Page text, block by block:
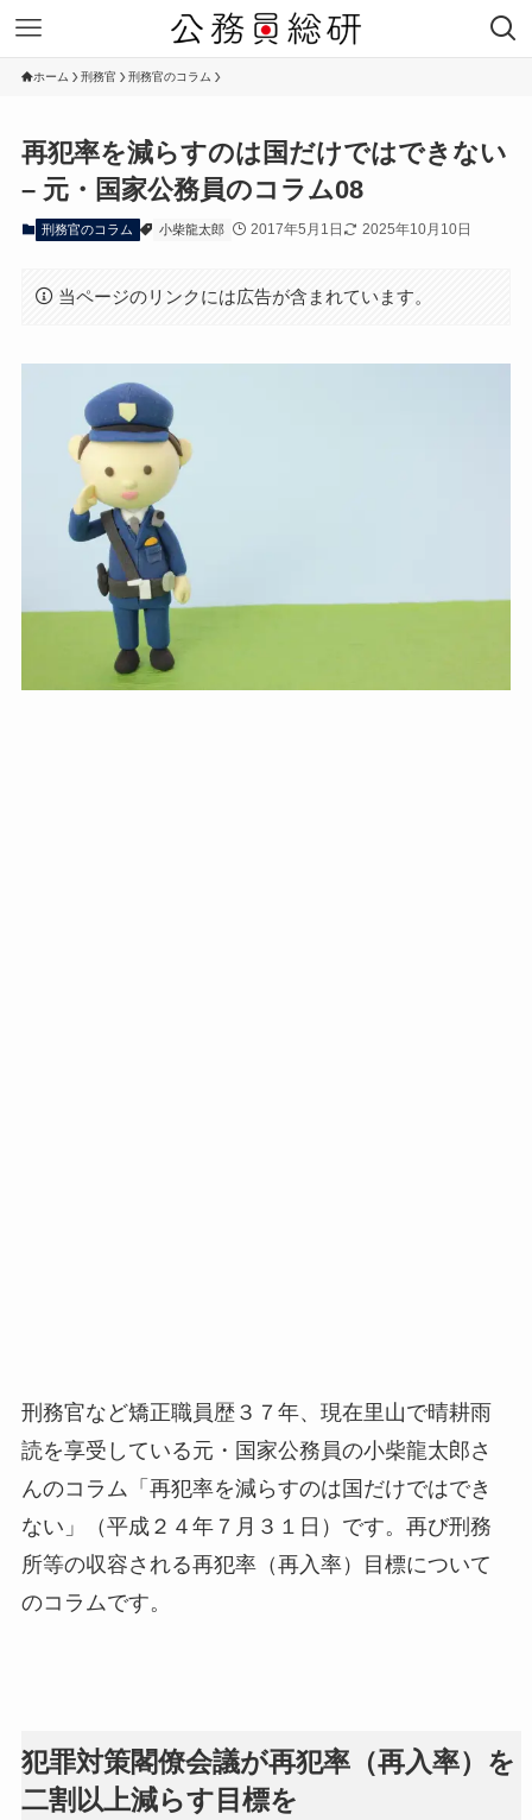
ホーム 刑務官 刑務官のコラム
再犯率を減らすのは国だけではできない
– 元・国家公務員のコラム08
刑務官のコラム 小柴龍太郎 2017年5月1日 2025年10月10日
当ページのリンクには広告が含まれています。
刑務官など矯正職員歴３７年、現在里山で晴耕雨
読を享受している元・国家公務員の小柴龍太郎さ
んのコラム「再犯率を減らすのは国だけではでき
ない」（平成２４年７月３１日）です。再び刑務
所等の収容される再犯率（再入率）目標について
のコラムです。
犯罪対策閣僚会議が再犯率（再入率）を
二割以上減らす目標を